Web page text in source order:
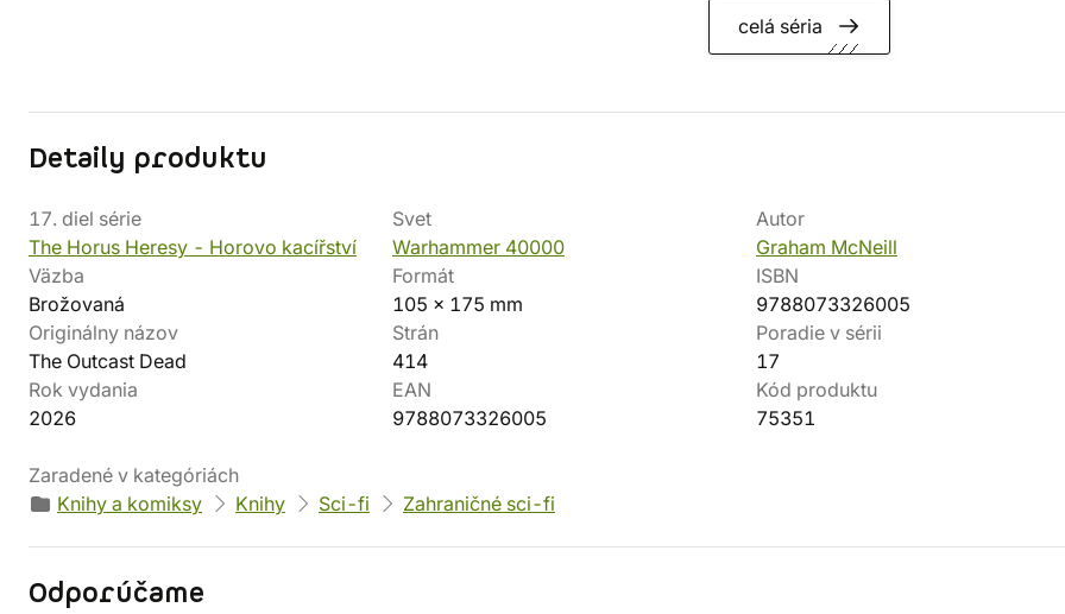
celá séria
Detaily produktu
17. diel série
The Horus Heresy - Horovo kacířství
Svet
Warhammer 40000
Autor
Graham McNeill
Väzba
Brožovaná
Formát
105 x 175 mm
ISBN
9788073326005
Originálny názov
The Outcast Dead
Strán
414
Poradie v sérii
17
Rok vydania
2026
EAN
9788073326005
Kód produktu
75351
Zaradené v kategóriách
Knihy a komiksy
Knihy Sci-fi Zahraničné sci-fi
Odporúčame